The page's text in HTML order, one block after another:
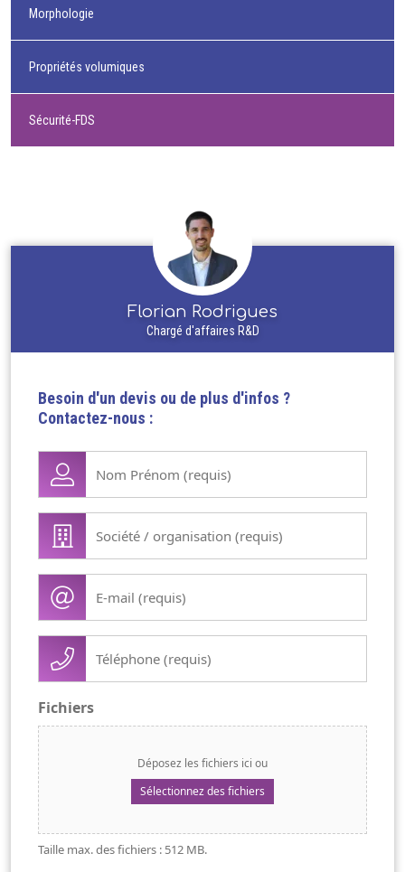
Morphologie
Propriétés volumiques
Sécurité-FDS
Florian Rodrigues
Chargé d'affaires R&D
Besoin d'un devis ou de plus d'infos ?
Contactez-nous :
Nom
Prénom
Société
organisation
(Nécessaire)
mail
Téléphone
(Nécessaire)
Fichiers
Déposez les fichiers ici ou
Sélectionnez des fichiers
Taille max. des fichiers : 512 MB.